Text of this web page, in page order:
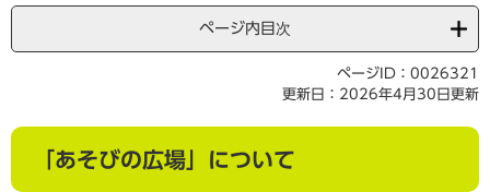
ページ内目次
ページID：0026321
更新日：2026年4月30日更新
「あそびの広場」について